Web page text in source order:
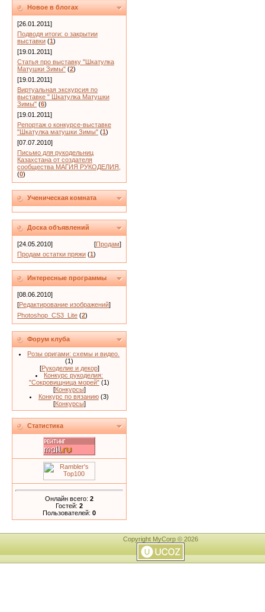
Новое в блогах
[26.01.2011]
Подводя итоги: о закрытии
выставки (1)
[19.01.2011]
Статья про выставку "Шкатулка
Матушки Зимы" (2)
[19.01.2011]
Виртуальная экскурсия по
выставке " Шкатулка Матушки
Зимы" (6)
[19.01.2011]
Репортаж о конкурсе-выставке
"Шкатулка матушки Зимы" (1)
[07.07.2010]
Письмо для рукодельниц
Казахстана от создателя
сообщества МАГИЯ РУКОДЕЛИЯ,
(0)
Ученическая комната
Доска объявлений
[24.05.2010] [Продам]
Продам остатки пряжи (1)
Интересные программы
[08.06.2010]
[Редактирование изображений]
Photoshop_CS3_Lite (2)
Форум клуба
Розы оригами: схемы и видео.
(1)
[Рукоделие и декор]
Конкурс рукоделия:
"Сокровищница морей" (1)
[Конкурсы]
Конкурс по вязанию (3)
[Конкурсы]
Статистика
Онлайн всего: 2
Гостей: 2
Пользователей: 0
Copyright MyCorp © 2026